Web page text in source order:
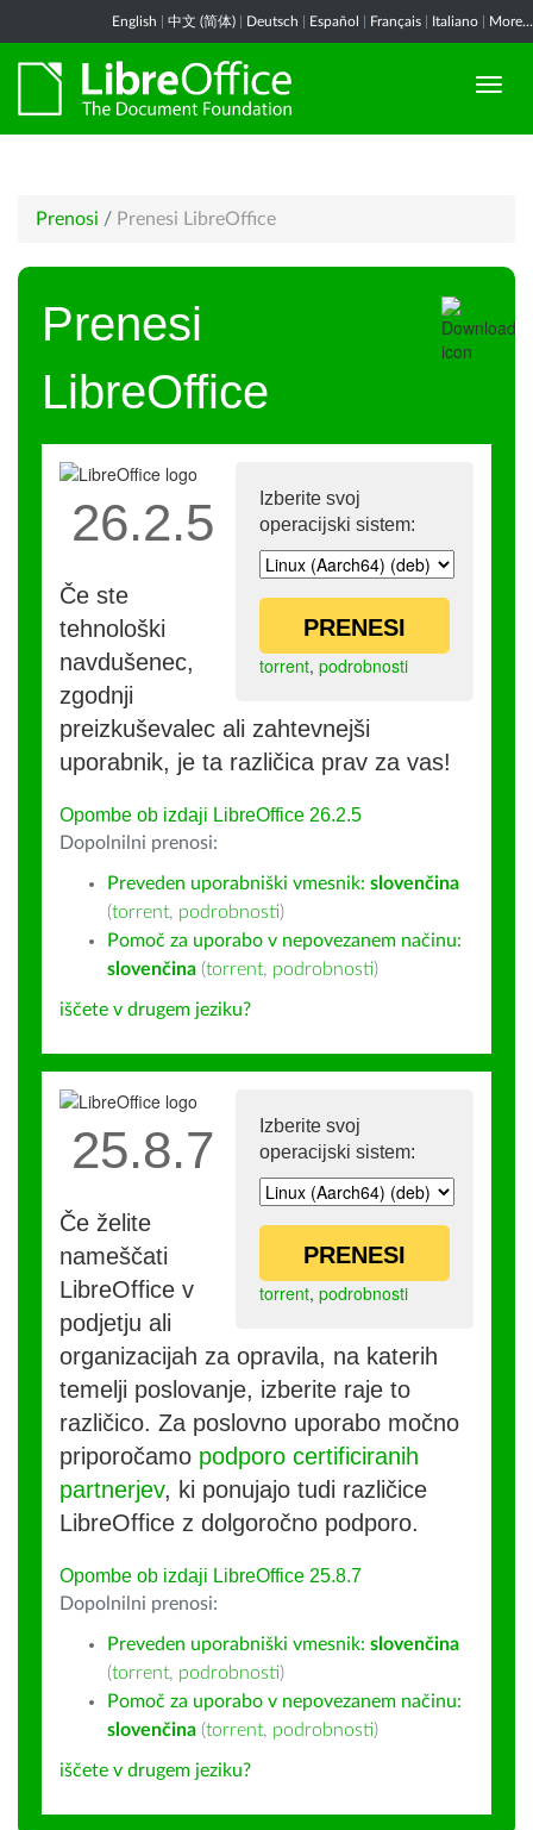
English 中文 (简体) Deutsch Español Français Italiano More...
Prenosi / Prenesi LibreOffice
Prenesi
LibreOffice
Izberite svoj
operacijski sistem:
PRENESI
torrent, podrobnosti
26.2.5
Če ste
tehnološki
navdušenec,
zgodnji
preizkuševalec ali zahtevnejši
uporabnik, je ta različica prav za vas!
Opombe ob izdaji LibreOffice 26.2.5
Dopolnilni prenosi:
Preveden uporabniški vmesnik: slovenčina
(torrent, podrobnosti)
Pomoč za uporabo v nepovezanem načinu:
slovenčina (torrent, podrobnosti)
iščete v drugem jeziku?
Izberite svoj
operacijski sistem:
PRENESI
torrent, podrobnosti
25.8.7
Če želite
nameščati
LibreOffice v
podjetju ali
organizacijah za opravila, na katerih
temelji poslovanje, izberite raje to
različico. Za poslovno uporabo močno
priporočamo podporo certificiranih
partnerjev, ki ponujajo tudi različice
LibreOffice z dolgoročno podporo.
Opombe ob izdaji LibreOffice 25.8.7
Dopolnilni prenosi:
Preveden uporabniški vmesnik: slovenčina
(torrent, podrobnosti)
Pomoč za uporabo v nepovezanem načinu:
slovenčina (torrent, podrobnosti)
iščete v drugem jeziku?